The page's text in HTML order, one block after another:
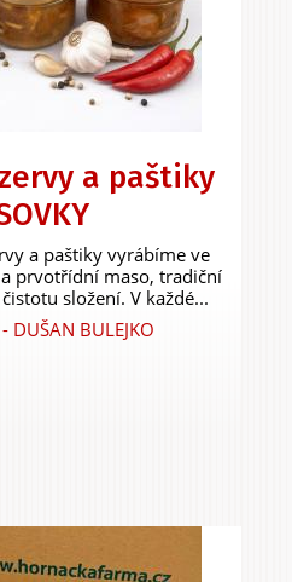
a paštiky
a paštiky vyrábíme ve
prvotřídní maso, tradiční
složení. V každé...
DUŠAN BULEJKO